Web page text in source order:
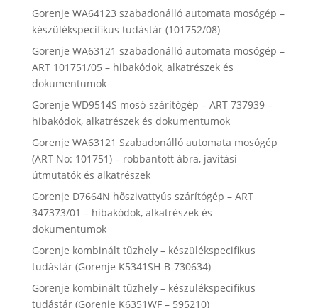
Gorenje WA64123 szabadonálló automata mosógép –
készülékspecifikus tudástár (101752/08)
Gorenje WA63121 szabadonálló automata mosógép –
ART 101751/05 – hibakódok, alkatrészek és
dokumentumok
Gorenje WD9514S mosó-szárítógép – ART 737939 –
hibakódok, alkatrészek és dokumentumok
Gorenje WA63121 Szabadonálló automata mosógép
(ART No: 101751) – robbantott ábra, javítási
útmutatók és alkatrészek
Gorenje D7664N hőszivattyús szárítógép – ART
347373/01 – hibakódok, alkatrészek és
dokumentumok
Gorenje kombinált tűzhely – készülékspecifikus
tudástár (Gorenje K5341SH-B-730634)
Gorenje kombinált tűzhely – készülékspecifikus
tudástár (Gorenje K6351WF – 595210)